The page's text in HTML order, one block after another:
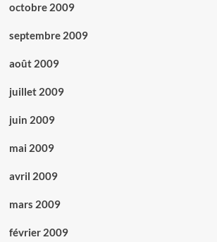
octobre 2009
septembre 2009
août 2009
juillet 2009
juin 2009
mai 2009
avril 2009
mars 2009
février 2009